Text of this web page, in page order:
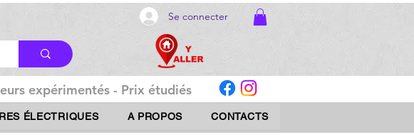
Se connecter
expérimentés - Prix étudiés
ÉLECTRIQUES A PROPOS CONTACTS